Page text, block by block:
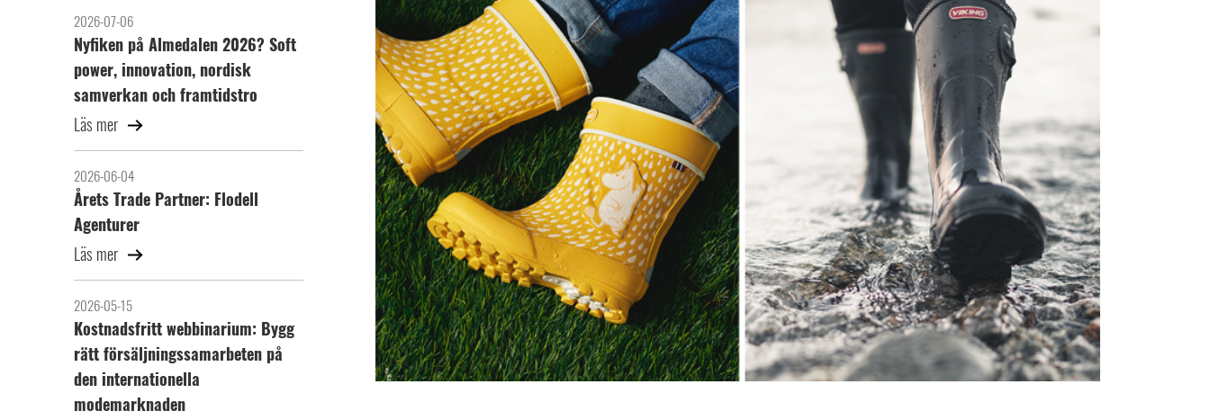
2026-07-06
Nyfiken på Almedalen 2026? Soft
power, innovation, nordisk
samverkan och framtidstro
Läs mer
2026-06-04
Årets Trade Partner: Flodell
Agenturer
Läs mer
2026-05-15
Kostnadsfritt webbinarium: Bygg
rätt försäljningssamarbeten på
den internationella
modemarknaden